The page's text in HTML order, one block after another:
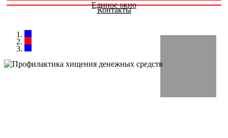
Единое окно
Контакты